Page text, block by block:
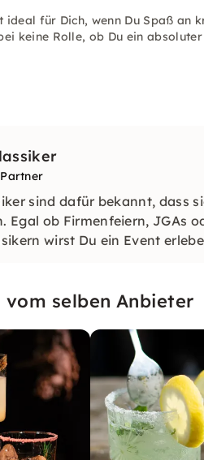
ideal für Dich, wenn Du Spaß an
keine Rolle, ob Du ein
sind dafür bekannt, dass
Egal ob Firmenfeiern, JGAs
wirst Du ein Event
selben Anbieter